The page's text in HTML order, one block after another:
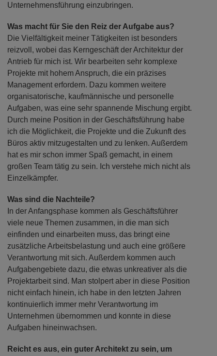
Unternehmensführung einzubringen.
Was macht für Sie den Reiz der Aufgabe aus?
Die Vielfältigkeit meiner Tätigkeiten ist besonders
reizvoll, wobei das Kerngeschäft der Architektur der
Antrieb für mich ist. Wir bearbeiten sehr komplexe
Projekte mit hohem Anspruch, die ein präzises
Management erfordern. Dazu kommen weitere
organisatorische, kaufmännische und personelle
Aufgaben, was eine sehr spannende Mischung ergibt.
Durch meine Position in der Geschäftsführung habe
ich die Möglichkeit, die Projekte und die Zukunft des
Büros aktiv mitzugestalten und zu lenken. Außerdem
hat es mir schon immer Spaß gemacht, in einem
großen Team tätig zu sein. Ich verstehe mich nicht als
Einzelkämpfer.
Was sind die Nachteile?
In der Anfangsphase kommen als Geschäftsführer
viele neue Themen zusammen, in die man sich
einfinden und einarbeiten muss, das bringt eine
zusätzliche Arbeitsbelastung und auch eine größere
Verantwortung mit sich. Außerdem kommen auch
Aufgabengebiete dazu, die etwas unkreativer als die
Projektarbeit sind. Man stolpert aber in diese Position
nicht einfach hinein, ich habe in den letzten Jahren
kontinuierlich immer mehr Verantwortung im
Unternehmen übernommen und konnte in diese
Aufgaben hineinwachsen.
Reicht es aus, ein guter Architekt zu sein, um